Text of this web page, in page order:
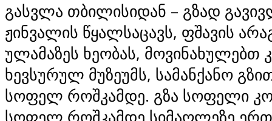
გასვლა თბილისიდან – გზად
ჟინვალის წყალსაცავს, ფშავის
ულამაზეს ხეობას, მოვინახულებთ
ხევსურულ მუზეუმს, სამანქანო
სოფელ როშკამდე. გზა სოფელი